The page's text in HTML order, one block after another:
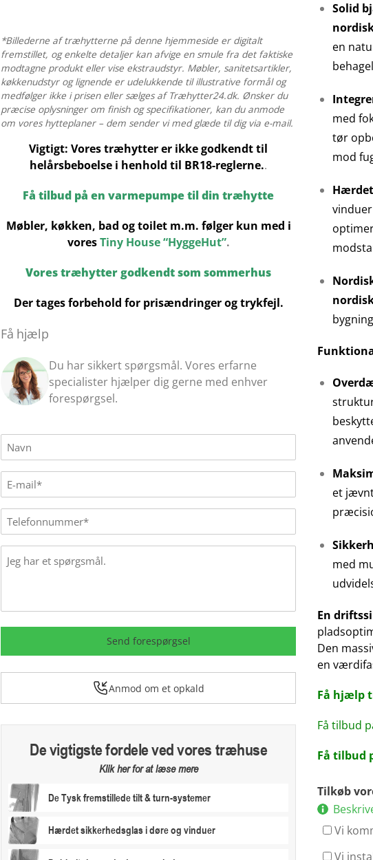
*Billederne af træhytterne på denne hjemmeside er digitalt
fremstillet, og enkelte detaljer kan afvige en smule fra det faktiske
modtagne produkt eller vise ekstraudstyr. Møbler, sanitetsartikler,
køkkenudstyr og lignende er udelukkende til illustrative formål og
medfølger ikke i prisen eller sælges af Træhytter24.dk. Ønsker du
præcise oplysninger om finish og specifikationer, kan du anmode
om vores hytteplaner – dem sender vi med glæde til dig via e-mail.
Vigtigt: Vores træhytter er ikke godkendt til
helårsbeboelse i henhold til BR18-reglerne..
Få tilbud på en varmepumpe til din træhytte
Møbler, køkken, bad og toilet m.m. følger kun med i
voresTiny House “HyggeHut”.
Vores træhytter godkendt som sommerhus
Der tages forbehold for prisændringer og trykfejl.
Få hjælp
Du har sikkert spørgsmål. Vores erfarne
specialister hjælper dig gerne med enhver
forespørgsel.
Name
E-
mail(Påkrævet)
Phone
Message
Send forespørgsel
Anmod om et opkald
De vigtigste fordele ved vores træhuse
Klik her for at læse mere
De Tysk fremstillede tilt & turn-systemer
Hærdet sikkerhedsglas i døre og vinduer
Solid
en
med
tør
mod
et
med
En
Den
en
Få hjælp
Få tilbud
Få tilbud
Tilkøb
Vi
Vi